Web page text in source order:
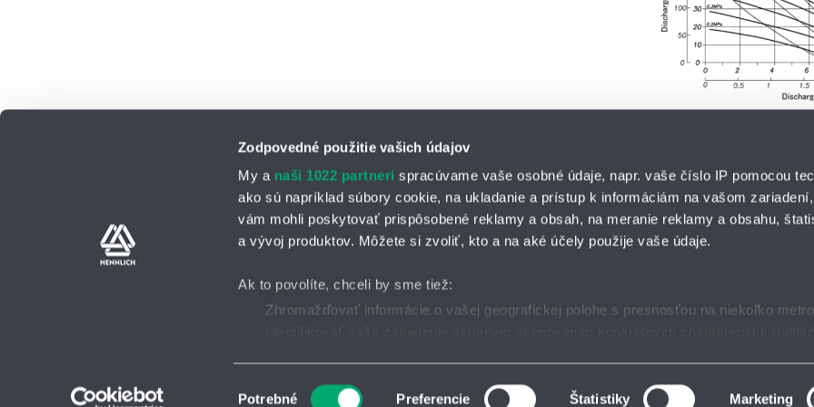
Zodpovedné použitie vašich údajov
My a naši 1022 partneri spracúvame vaše osobné údaje, napr. vaše číslo IP pomocou
ako sú napríklad súbory cookie, na ukladanie a prístup k informáciám na vašom
vám mohli poskytovať prispôsobené reklamy a obsah, na meranie reklamy a obsahu,
a vývoj produktov. Môžete si zvoliť, kto a na aké účely použije vaše údaje.
Ak to povolíte, chceli by sme tiež:
Zhromažďovať informácie o vašej geografickej polohe s presnosťou na niekoľko
Potrebné Preferencie Štatistiky Marketing
HENNLICH s.r.o.
Košťany nad Turcom